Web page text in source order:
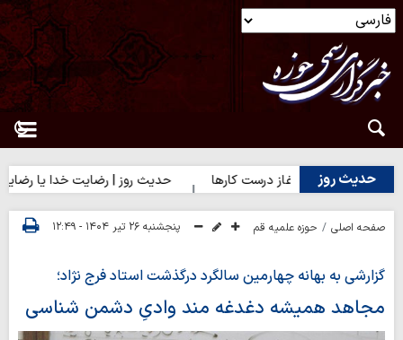
حدیث روز
حدیث روز | آغاز درست کارها حدیث روز | رضایت خدا یا رضایت مردم؟
صفحه اصلی حوزه علمیه قم پنجشنبه ۲۶ تیر ۱۴۰۴ - ۱۲:۴۹
گزارشی به بهانه چهارمین سالگرد درگذشت استاد فرج نژاد؛
مجاهد همیشه دغدغه مند وادیِ دشمن شناسی